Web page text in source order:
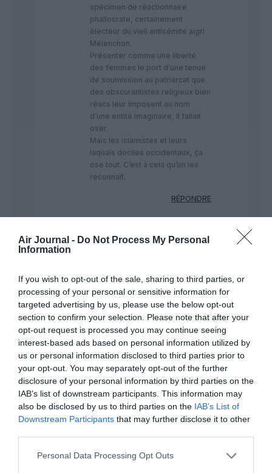
Air Journal - Do Not Process My Personal
Information
If you wish to opt-out of the sale, sharing to third parties, or
processing of your personal or sensitive information for
targeted advertising by us, please use the below opt-out
section to confirm your selection. Please note that after your
opt-out request is processed you may continue seeing
interest-based ads based on personal information utilized by
us or personal information disclosed to third parties prior to
your opt-out. You may separately opt-out of the further
disclosure of your personal information by third parties on the
IAB’s list of downstream participants. This information may
also be disclosed by us to third parties on the IAB’s List of
Downstream Participants that may further disclose it to other
Personal Data Processing Opt Outs
spécimen de réactionnaire
phallocrate, certainement
électeur du vieil antisémite aigri
Mélenchon.
Présenter comme une liberté
des femmes le port d’une tenue
de soumission au patriarcat que
des obscurantistes religieux bien
réacs leur imposent au nom
d’une entité imaginaire, il fallait
oser.
Mais les islamistes et leurs
laquais dociles occidentaux, ça
ose tout. C’est à cela qu’on les
reconnait.
RÉPONDRE
Mort de rirea
2 juillet 2026 -
années le droitardé, le reste de
ton commentaire est
inintéressant le cuck, prépare toi
pour la nouvelle cuckerie de
2027.
RÉPONDRE
Shôguna commenté :
2 juillet 2026 - 14
h 02 min
Oh, un islamo-gauchiste qui vient
victimiser ses alliés politiques, les bigots
religieux à longue barbe pouilleuse !